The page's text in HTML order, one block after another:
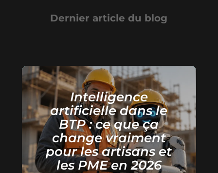
Dernier article du blog
Intelligence
artificielle dans le
BTP : ce que ça
change vraiment
pour les artisans et
les PME en 2026